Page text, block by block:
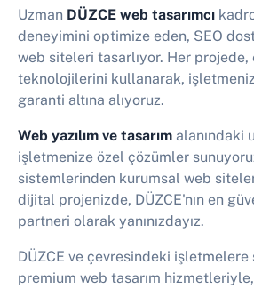
Uzman DÜZCE web tasarımcı
deneyimini optimize eden, SEO
web siteleri tasarlıyor. Her projede,
teknolojilerini kullanarak,
garanti altına alıyoruz.
Web yazılım ve tasarım alanındaki
işletmenize özel çözümler
sistemlerinden kurumsal web
dijital projenizde, DÜZCE'nın en
partneri olarak yanınızdayız.
DÜZCE ve çevresindeki işletmelere
premium web tasarım hizmetleriyle,